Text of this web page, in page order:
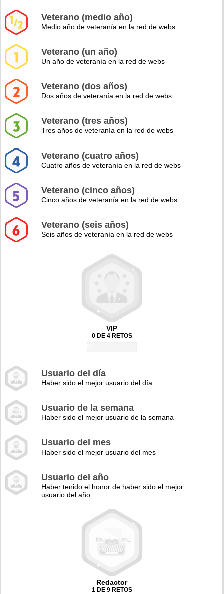
Veterano (medio año)
Medio año de veteranía en la red de webs
Veterano (un año)
Un año de veteranía en la red de webs
Veterano (dos años)
Dos años de veteranía en la red de webs
Veterano (tres años)
Tres años de veteranía en la red de webs
Veterano (cuatro años)
Cuatro años de veteranía en la red de webs
Veterano (cinco años)
Cinco años de veteranía en la red de webs
Veterano (seis años)
Seis años de veteranía en la red de webs
VIP
0 DE 4 RETOS
Usuario del día
Haber sido el mejor usuario del día
Usuario de la semana
Haber sido el mejor usuario de la semana
Usuario del mes
Haber sido el mejor usuario del mes
Usuario del año
Haber tenido el honor de haber sido el mejor
usuario del año
Redactor
1 DE 9 RETOS